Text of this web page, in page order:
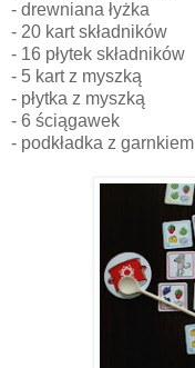
- drewniana łyżka
- 20 kart składników
- 16 płytek składników
- 5 kart z myszką
- płytka z myszką
- 6 ściągawek
- podkładka z garnkiem